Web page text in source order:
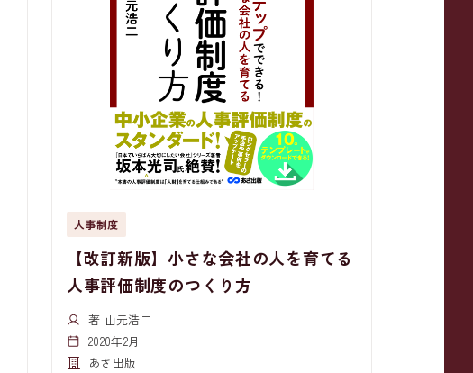
人事制度
【改訂新版】小さな会社の人を育てる
人事評価制度のつくり方
著 山元浩二
2020年2月
あさ出版